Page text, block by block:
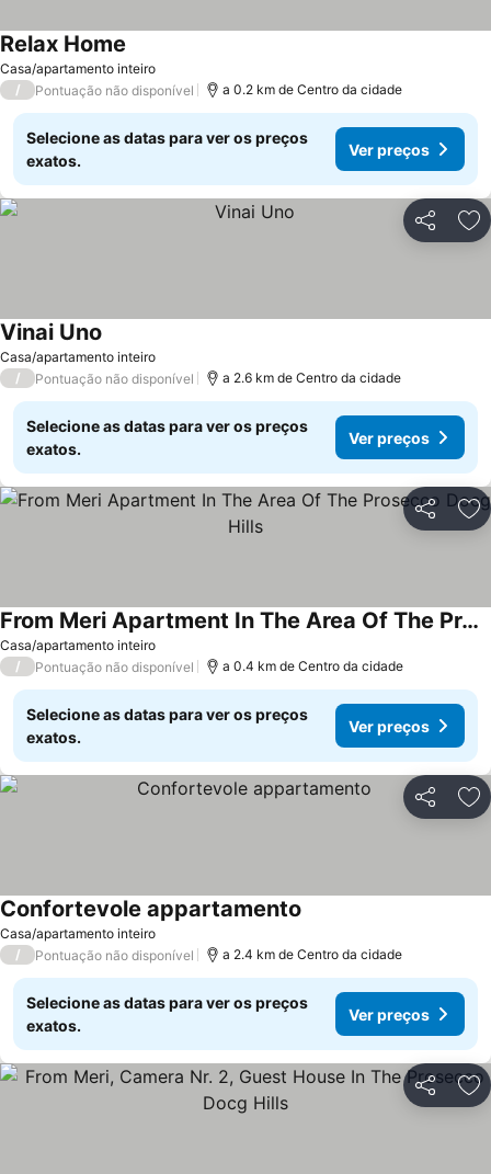
Casa/apartamento inteiro
Relax Home
/ Pontuação não disponível a 0.2 km de Centro da cidade
Selecione as datas para ver os preços
exatos.
Ver preços
Partilhar
Casa/apartamento inteiro
Vinai Uno
/ Pontuação não disponível a 2.6 km de Centro da cidade
Selecione as datas para ver os preços
exatos.
Ver preços
Partilhar
Casa/apartamento inteiro
From Meri Apartment In The Area Of The Prosecco Docg Hills
/ Pontuação não disponível a 0.4 km de Centro da cidade
Selecione as datas para ver os preços
exatos.
Ver preços
Partilhar
Casa/apartamento inteiro
Confortevole appartamento
/ Pontuação não disponível a 2.4 km de Centro da cidade
Selecione as datas para ver os preços
exatos.
Ver preços
Partilhar